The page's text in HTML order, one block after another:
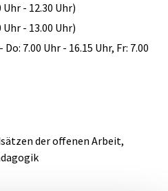
- 12.30 Uhr)
- 13.00 Uhr)
7.00 Uhr - 16.15 Uhr, Fr: 7.00
der offenen Arbeit,